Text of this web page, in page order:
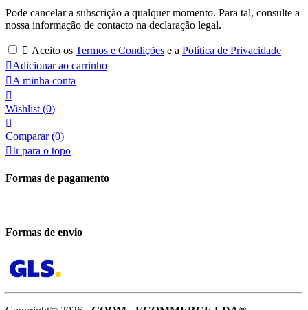
Pode cancelar a subscrição a qualquer momento. Para tal, consulte a
nossa informação de contacto na declaração legal.
 Aceito os Termos e Condições e a Política de Privacidade
Adicionar ao carrinho
A minha conta

Wishlist (0)

Comparar (0)
Ir para o topo
Formas de pagamento
Formas de envio